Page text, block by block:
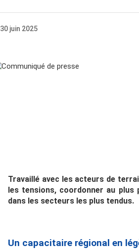
30 juin 2025
Travaillé avec les acteurs de
les tensions, coordonner au
dans les secteurs les plus tendus.
Un capacitaire régional en